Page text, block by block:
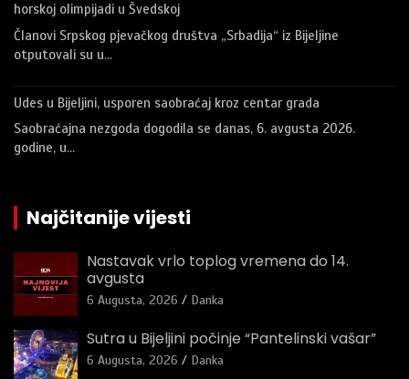
horskoj olimpijadi u Švedskoj
Članovi Srpskog pjevačkog društva „Srbadija“ iz Bijeljine
otputovali su u…
Udes u Bijeljini, usporen saobraćaj kroz centar grada
Saobraćajna nezgoda dogodila se danas, 6. avgusta 2026.
godine, u…
Najčitanije vijesti
Nastavak vrlo toplog vremena do 14.
avgusta
6 Augusta, 2026 Danka
Sutra u Bijeljini počinje “Pantelinski vašar”
6 Augusta, 2026 Danka